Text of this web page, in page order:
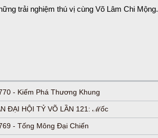
trải nghiệm thú vị cùng Võ Lâm Chi Mộng.
- Kiếm Phá Thương Khung
ĐẠI HỘI TỶ VÕ LẦN 121: ℳốc
- Tống Mông Đại Chiến